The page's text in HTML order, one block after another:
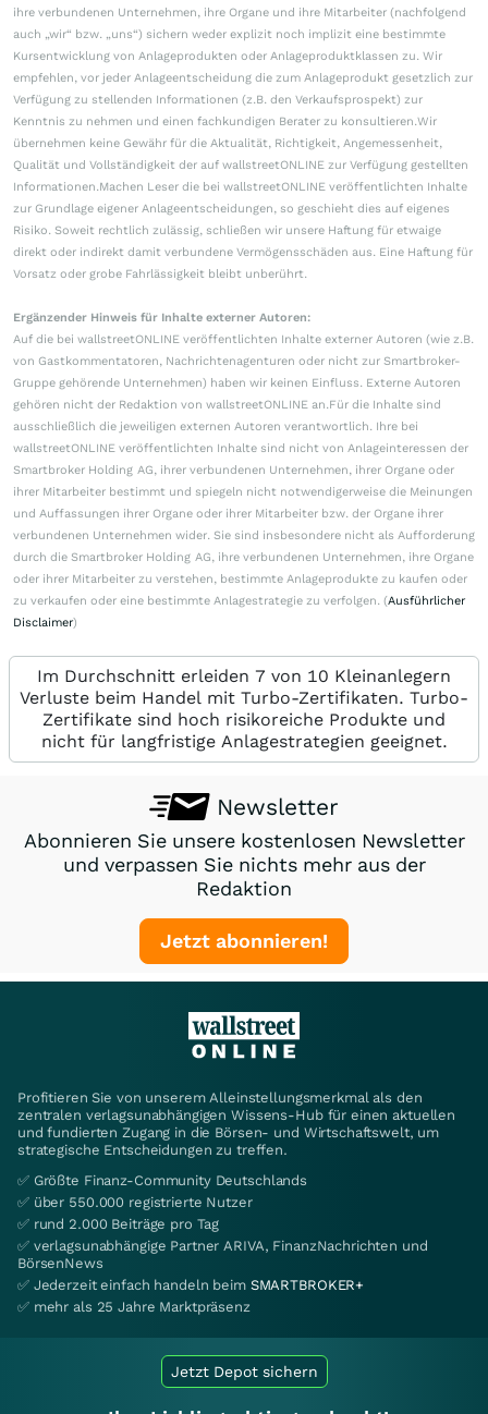
ihre verbundenen Unternehmen, ihre Organe und ihre Mitarbeiter (nachfolgend
auch „wir“ bzw. „uns“) sichern weder explizit noch implizit eine bestimmte
Kursentwicklung von Anlageprodukten oder Anlageproduktklassen zu. Wir
empfehlen, vor jeder Anlageentscheidung die zum Anlageprodukt gesetzlich zur
Verfügung zu stellenden Informationen (z.B. den Verkaufsprospekt) zur
Kenntnis zu nehmen und einen fachkundigen Berater zu konsultieren.Wir
übernehmen keine Gewähr für die Aktualität, Richtigkeit, Angemessenheit,
Qualität und Vollständigkeit der auf wallstreetONLINE zur Verfügung gestellten
Informationen.Machen Leser die bei wallstreetONLINE veröffentlichten Inhalte
zur Grundlage eigener Anlageentscheidungen, so geschieht dies auf eigenes
Risiko. Soweit rechtlich zulässig, schließen wir unsere Haftung für etwaige
direkt oder indirekt damit verbundene Vermögensschäden aus. Eine Haftung für
Vorsatz oder grobe Fahrlässigkeit bleibt unberührt.
Ergänzender Hinweis für Inhalte externer Autoren:
Auf die bei wallstreetONLINE veröffentlichten Inhalte externer Autoren (wie z.B.
von Gastkommentatoren, Nachrichtenagenturen oder nicht zur Smartbroker-
Gruppe gehörende Unternehmen) haben wir keinen Einfluss. Externe Autoren
gehören nicht der Redaktion von wallstreetONLINE an.Für die Inhalte sind
ausschließlich die jeweiligen externen Autoren verantwortlich. Ihre bei
wallstreetONLINE veröffentlichten Inhalte sind nicht von Anlageinteressen der
Smartbroker Holding AG, ihrer verbundenen Unternehmen, ihrer Organe oder
ihrer Mitarbeiter bestimmt und spiegeln nicht notwendigerweise die Meinungen
und Auffassungen ihrer Organe oder ihrer Mitarbeiter bzw. der Organe ihrer
verbundenen Unternehmen wider. Sie sind insbesondere nicht als Aufforderung
durch die Smartbroker Holding AG, ihre verbundenen Unternehmen, ihre Organe
oder ihrer Mitarbeiter zu verstehen, bestimmte Anlageprodukte zu kaufen oder
zu verkaufen oder eine bestimmte Anlagestrategie zu verfolgen. (Ausführlicher
Disclaimer)
Im Durchschnitt erleiden 7 von 10 Kleinanlegern
Verluste beim Handel mit Turbo-Zertifikaten. Turbo-
Zertifikate sind hoch risikoreiche Produkte und
nicht für langfristige Anlagestrategien geeignet.
Newsletter
Abonnieren Sie unsere kostenlosen Newsletter
und verpassen Sie nichts mehr aus der
Redaktion
Jetzt abonnieren!
Profitieren Sie von unserem Alleinstellungsmerkmal als den
zentralen verlagsunabhängigen Wissens-Hub für einen aktuellen
und fundierten Zugang in die Börsen- und Wirtschaftswelt, um
strategische Entscheidungen zu treffen.
✅ Größte Finanz-Community Deutschlands
✅ über 550.000 registrierte Nutzer
✅ rund 2.000 Beiträge pro Tag
✅ verlagsunabhängige Partner ARIVA, FinanzNachrichten und
BörsenNews
✅ Jederzeit einfach handeln beim SMARTBROKER+
✅ mehr als 25 Jahre Marktpräsenz
Jetzt Depot sichern